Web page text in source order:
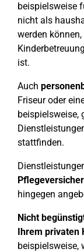
beispielsweise
nicht als
werden
ist.
Auch
Friseur oder
beispielsweise,
stattfinden.
hingegen
Nicht
Ihrem privaten
beispielsweise,